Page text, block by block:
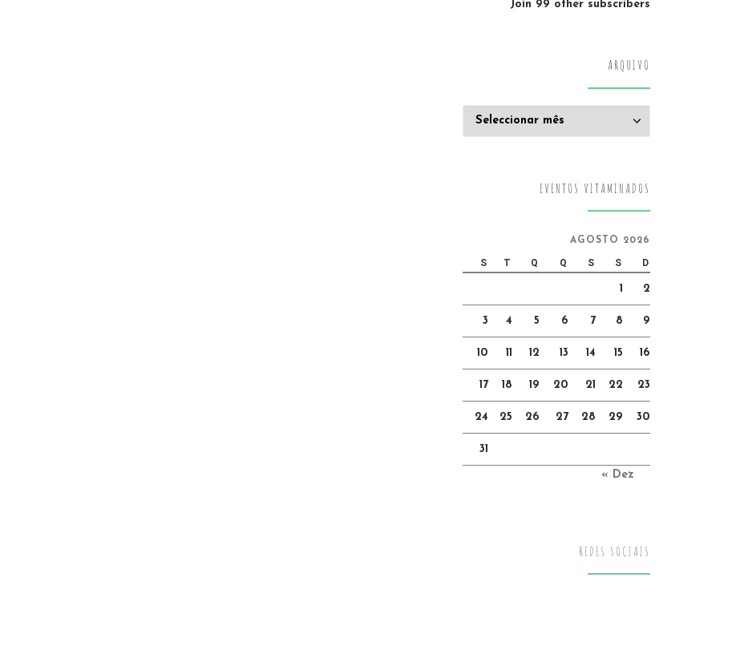
Join 99 other subscribers
ARQUIVO
EVENTOS VITAMINADOS
AGOSTO 2026
S T Q Q S S D
1 2
3 4 5 6 7 8 9
10 11 12 13 14 15 16
17 18 19 20 21 22 23
24 25 26 27 28 29 30
31
« Dez
REDES SOCIAIS